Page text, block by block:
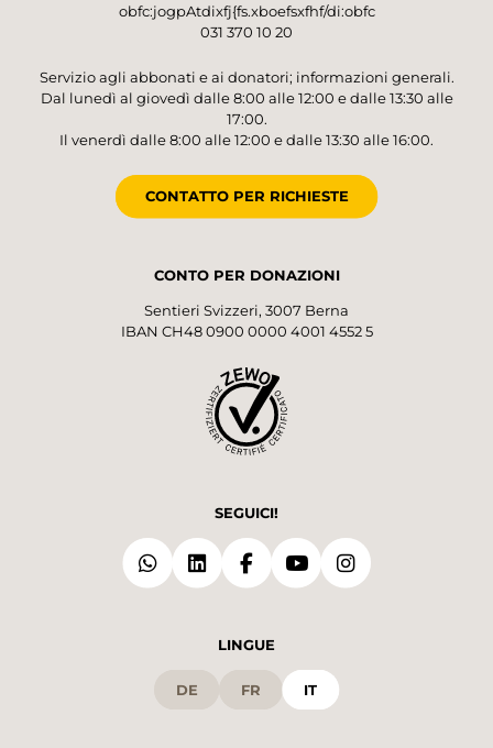
obfc:jogpAtdixfj{fs.xboefsxfhf/di:obfc
031 370 10 20
Servizio agli abbonati e ai donatori; informazioni generali.
Dal lunedì al giovedì dalle 8:00 alle 12:00 e dalle 13:30 alle
17:00.
Il venerdì dalle 8:00 alle 12:00 e dalle 13:30 alle 16:00.
CONTATTO PER RICHIESTE
CONTO PER DONAZIONI
Sentieri Svizzeri, 3007 Berna
IBAN CH48 0900 0000 4001 4552 5
SEGUICI!
LINGUE
DE FR IT